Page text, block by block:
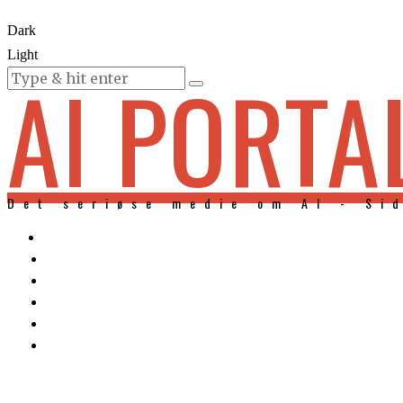
Dark
Light
KURSER
AI
Det seriøse medie om AI -